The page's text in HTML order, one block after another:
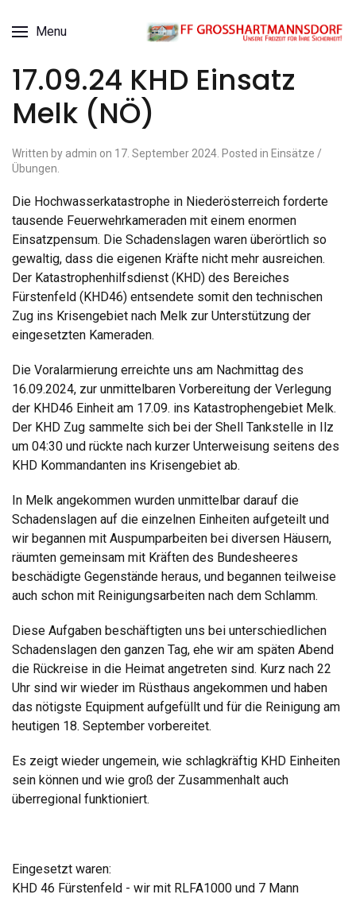
Menu
17.09.24 KHD Einsatz
Melk (NÖ)
Written by admin on 17. September 2024 . Posted in Einsätze /
Übungen
Die Hochwasserkatastrophe in Niederösterreich forderte
tausende Feuerwehrkameraden mit einem enormen
Einsatzpensum. Die Schadenslagen waren überörtlich so
gewaltig, dass die eigenen Kräfte nicht mehr ausreichen.
Der Katastrophenhilfsdienst (KHD) des Bereiches
Fürstenfeld (KHD46) entsendete somit den technischen
Zug ins Krisengebiet nach Melk zur Unterstützung der
eingesetzten Kameraden.
Die Voralarmierung erreichte uns am Nachmittag des
16.09.2024, zur unmittelbaren Vorbereitung der Verlegung
der KHD46 Einheit am 17.09. ins Katastrophengebiet Melk.
Der KHD Zug sammelte sich bei der Shell Tankstelle in Ilz
um 04:30 und rückte nach kurzer Unterweisung seitens des
KHD Kommandanten ins Krisengebiet ab.
In Melk angekommen wurden unmittelbar darauf die
Schadenslagen auf die einzelnen Einheiten aufgeteilt und
wir begannen mit Auspumparbeiten bei diversen Häusern,
räumten gemeinsam mit Kräften des Bundesheeres
beschädigte Gegenstände heraus, und begannen teilweise
auch schon mit Reinigungsarbeiten nach dem Schlamm.
Diese Aufgaben beschäftigten uns bei unterschiedlichen
Schadenslagen den ganzen Tag, ehe wir am späten Abend
die Rückreise in die Heimat angetreten sind. Kurz nach 22
Uhr sind wir wieder im Rüsthaus angekommen und haben
das nötigste Equipment aufgefüllt und für die Reinigung am
heutigen 18. September vorbereitet.
Es zeigt wieder ungemein, wie schlagkräftig KHD Einheiten
sein können und wie groß der Zusammenhalt auch
überregional funktioniert.
Eingesetzt waren:
KHD 46 Fürstenfeld - wir mit RLFA1000 und 7 Mann